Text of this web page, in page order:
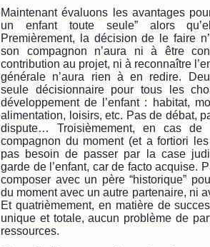
Maintenant évaluons les avantages
un enfant toute seule” alors
Premièrement, la décision de le faire
son compagnon n’aura ni à être
contribution au projet, ni à reconnaître
générale n’aura rien à en redire.
seule décisionnaire pour tous les
développement de l’enfant : habitat,
alimentation, loisirs, etc. Pas de débat,
dispute… Troisièmement, en cas de
compagnon du moment (et a fortiori
pas besoin de passer par la case
garde de l’enfant, car de facto acquise.
composer avec un père “historique”
du moment avec un autre partenaire, ni
Et quatrièmement, en matière de
unique et totale, aucun problème de
ressources.